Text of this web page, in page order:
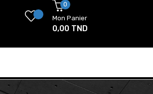
0
Mon Panier
0,00 TND